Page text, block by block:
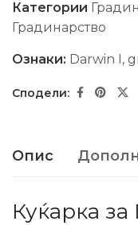
Категории
Градинарство
Ознаки: Darwin I,
Опис
Куќарка